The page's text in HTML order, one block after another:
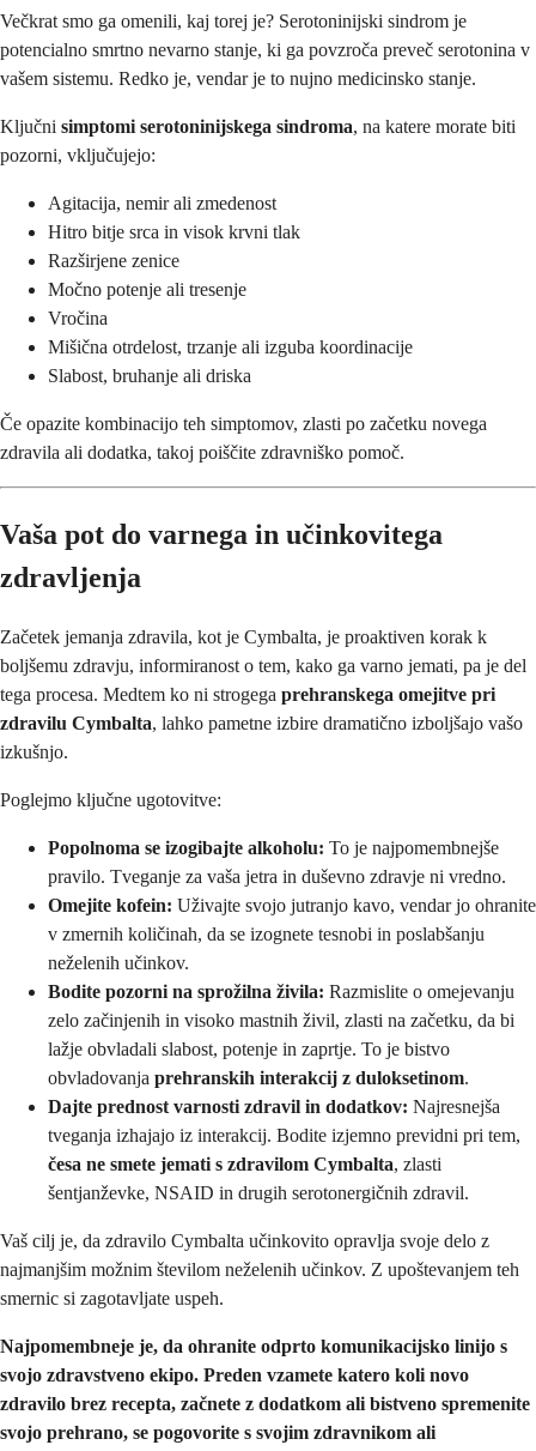
Večkrat smo ga omenili, kaj torej je? Serotoninijski sindrom je
potencialno smrtno nevarno stanje, ki ga povzroča preveč serotonina v
vašem sistemu. Redko je, vendar je to nujno medicinsko stanje.
Ključni simptomi serotoninijskega sindroma, na katere morate biti
pozorni, vključujejo:
Agitacija, nemir ali zmedenost
Hitro bitje srca in visok krvni tlak
Razširjene zenice
Močno potenje ali tresenje
Vročina
Mišična otrdelost, trzanje ali izguba koordinacije
Slabost, bruhanje ali driska
Če opazite kombinacijo teh simptomov, zlasti po začetku novega
zdravila ali dodatka, takoj poiščite zdravniško pomoč.
Vaša pot do varnega in učinkovitega
zdravljenja
Začetek jemanja zdravila, kot je Cymbalta, je proaktiven korak k
boljšemu zdravju, informiranost o tem, kako ga varno jemati, pa je del
tega procesa. Medtem ko ni strogega prehranskega omejitve pri
zdravilu Cymbalta, lahko pametne izbire dramatično izboljšajo vašo
izkušnjo.
Poglejmo ključne ugotovitve:
Popolnoma se izogibajte alkoholu: To je najpomembnejše
pravilo. Tveganje za vaša jetra in duševno zdravje ni vredno.
Omejite kofein: Uživajte svojo jutranjo kavo, vendar jo ohranite
v zmernih količinah, da se izognete tesnobi in poslabšanju
neželenih učinkov.
Bodite pozorni na sprožilna živila: Razmislite o omejevanju
zelo začinjenih in visoko mastnih živil, zlasti na začetku, da bi
lažje obvladali slabost, potenje in zaprtje. To je bistvo
obvladovanja prehranskih interakcij z duloksetinom.
Dajte prednost varnosti zdravil in dodatkov: Najresnejša
tveganja izhajajo iz interakcij. Bodite izjemno previdni pri tem,
česa ne smete jemati s zdravilom Cymbalta, zlasti
šentjanževke, NSAID in drugih serotonergičnih zdravil.
Vaš cilj je, da zdravilo Cymbalta učinkovito opravlja svoje delo z
najmanjšim možnim številom neželenih učinkov. Z upoštevanjem teh
smernic si zagotavljate uspeh.
Najpomembneje je, da ohranite odprto komunikacijsko linijo s
svojo zdravstveno ekipo. Preden vzamete katero koli novo
zdravilo brez recepta, začnete z dodatkom ali bistveno spremenite
svojo prehrano, se pogovorite s svojim zdravnikom ali